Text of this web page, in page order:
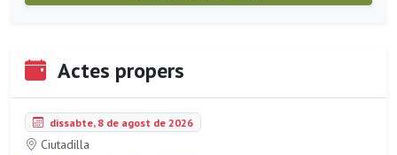
Actes propers
dissabte, 8 de agost de 2026
Ciutadilla